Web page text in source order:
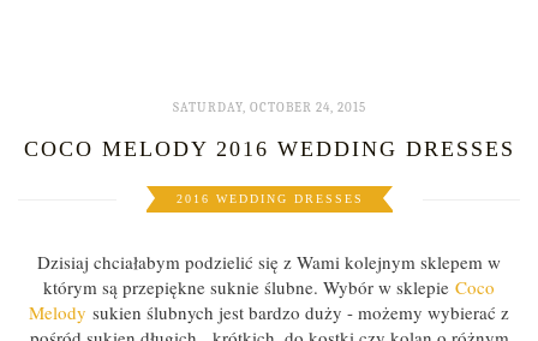
SATURDAY, OCTOBER 24, 2015
COCO MELODY 2016 WEDDING DRESSES
2016 WEDDING DRESSES
Dzisiaj chciałabym podzielić się z Wami kolejnym sklepem w
którym są przepiękne suknie ślubne. Wybór w sklepie Coco
Melody sukien ślubnych jest bardzo duży - możemy wybierać z